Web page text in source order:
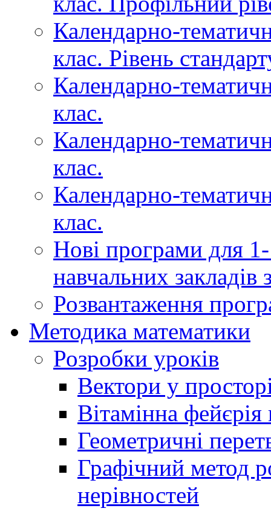
Календарно-
клас. Рівень
Календарно-
клас.
Календарно-
клас.
Календарно-
клас.
Нові програми для 1-
навчальних закладів
Розвантаження
Методика математики
Розробки уроків
Вектори у
Вітамінна фейєрія
Геометричні
Графічний метод
нерівностей